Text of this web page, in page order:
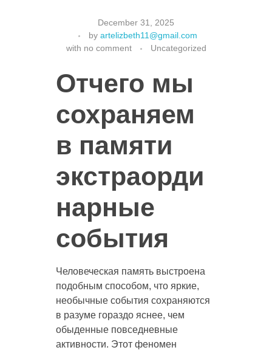
December 31, 2025
by artelizbeth11@gmail.com
with no comment Uncategorized
Отчего мы
сохраняем
в памяти
экстраорди
нарные
события
Человеческая память выстроена
подобным способом, что яркие,
необычные события сохраняются
в разуме гораздо яснее, чем
обыденные повседневные
активности. Этот феномен